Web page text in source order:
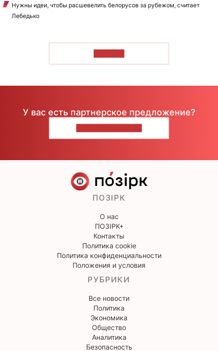
Нужны идеи, чтобы расшевелить белорусов за рубежом, считает
Лебедько
У вас есть партнерское предложение?
ПОЗІРК
О нас
ПОЗІРК+
Контакты
Политика cookie
Политика конфиденциальности
Положения и условия
РУБРИКИ
Все новости
Политика
Экономика
Общество
Аналитика
Безопасность